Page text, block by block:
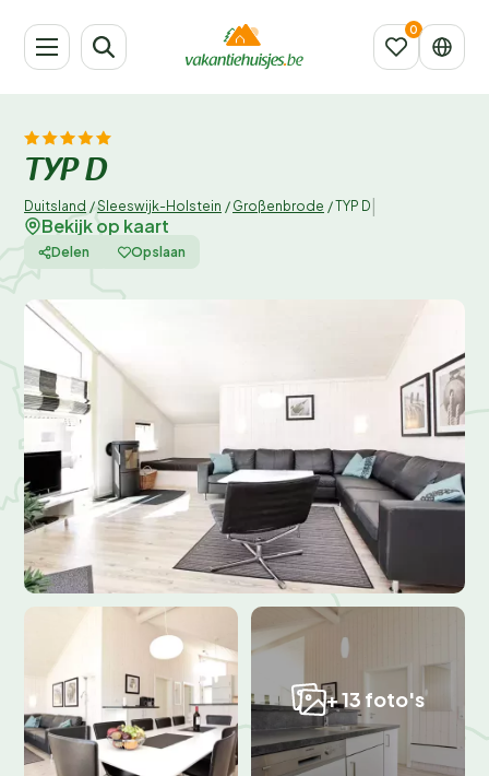
TYP D
Duitsland /Sleeswijk-Holstein / Großenbrode /TYP D
Bekijk op kaart
Delen Opslaan
+ 13 foto's